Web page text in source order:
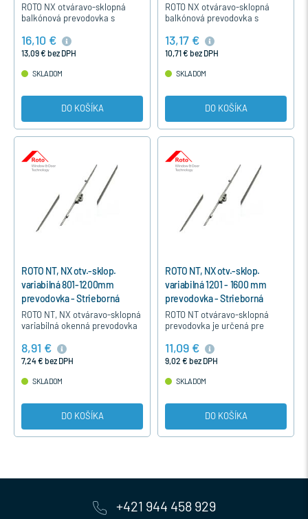
ROTO NX otváravo-sklopná
balkónová prevodovka s
záklapku, je určená pre
otváravo-sklopné a otváravé
16,10 €
13,09 € bez DPH
SKLADOM
DO KOŠÍKA
ROTO NX otváravo-sklopná
balkónová prevodovka s
záklapku, je určená pre
otváravo-sklopné a otváravé
13,17 €
10,71 € bez DPH
SKLADOM
DO KOŠÍKA
ROTO NT, NX otv.-sklop.
variabilná 801-1200mm
prevodovka - Strieborná
ROTO NT, NX otváravo-sklopná
variabilná okenná prevodovka
a otváravé okná pre výšku v
drážke kovania 801…
8,91 €
7,24 € bez DPH
SKLADOM
DO KOŠÍKA
ROTO NT, NX otv.-sklop.
variabilná 1201 - 1600 mm
prevodovka - Strieborná
ROTO NT otváravo-sklopná
prevodovka je určená pre
okná pre výšku v drážke
kovania 1201-1600 mm.
11,09 €
9,02 € bez DPH
SKLADOM
DO KOŠÍKA
+421 944 458 929